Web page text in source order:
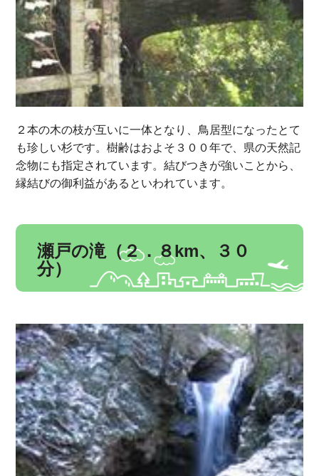
２本の木の枝が互いに一体となり、鳥居型になったとて
も珍しい杉です。樹齢はおよそ３００年で、県の天然記
念物にも指定されています。結びつきが強いことから、
縁結びの御利益があるといわれています。
瀬戸の滝（２．８km、３０
分）